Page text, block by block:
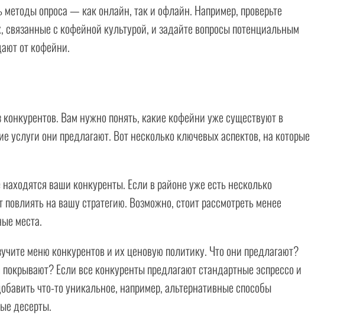
методы опроса — как онлайн, так и офлайн. Например, проверьте
связанные с кофейной культурой, и задайте вопросы потенциальным
от кофейни.
Вам нужно понять, какие кофейни уже существуют в
услуги они предлагают. Вот несколько ключевых аспектов, на которые
ваши конкуренты. Если в районе уже есть несколько
на вашу стратегию. Возможно, стоит рассмотреть менее
места.
меню конкурентов и их ценовую политику. Что они предлагают?
Если все конкуренты предлагают стандартные эспрессо и
что-то уникальное, например, альтернативные способы
десерты.